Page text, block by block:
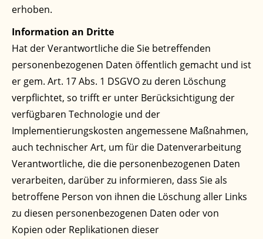
erhoben.
Information an Dritte
Hat der Verantwortliche die Sie betreffenden
personenbezogenen Daten öffentlich gemacht und ist
er gem. Art. 17 Abs. 1 DSGVO zu deren Löschung
verpflichtet, so trifft er unter Berücksichtigung der
verfügbaren Technologie und der
Implementierungskosten angemessene Maßnahmen,
auch technischer Art, um für die Datenverarbeitung
Verantwortliche, die die personenbezogenen Daten
verarbeiten, darüber zu informieren, dass Sie als
betroffene Person von ihnen die Löschung aller Links
zu diesen personenbezogenen Daten oder von
Kopien oder Replikationen dieser